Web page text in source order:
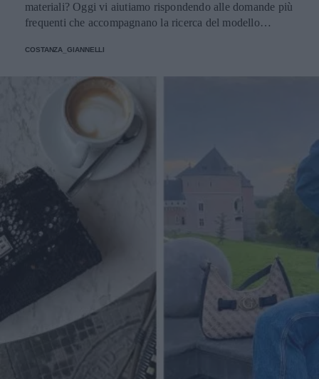
materiali? Oggi vi aiutiamo rispondendo alle domande più
frequenti che accompagnano la ricerca del modello
COSTANZA_GIANNELLI